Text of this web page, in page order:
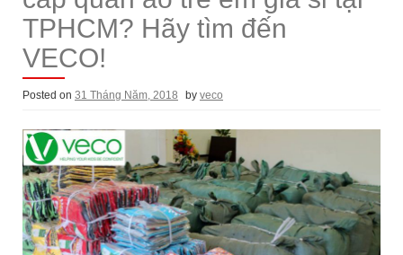
TPHCM? Hãy tìm đến
VECO!
Posted on 31 Tháng Năm, 2018 by veco